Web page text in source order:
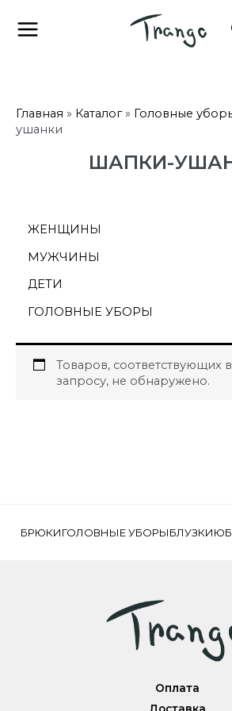
содержимому
Main
Главная » Каталог» Головные
ушанки
ШАПКИ-
ЖЕНЩИНЫ
МУЖЧИНЫ
ДЕТИ
ГОЛОВНЫЕ УБОРЫ
Товаров, соответствующих
запросу, не обнаружено.
БРЮКИГОЛОВНЫЕ УБОРЫБЛУЗКИ
Оплата